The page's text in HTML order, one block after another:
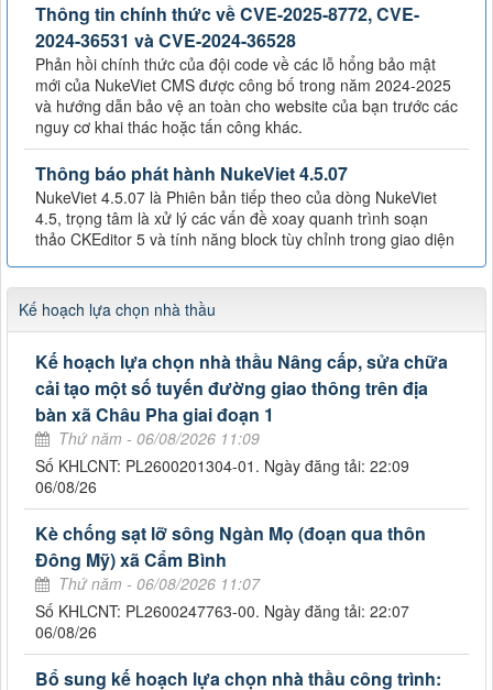
Thông tin chính thức về CVE-2025-8772, CVE-
2024-36531 và CVE-2024-36528
Phản hồi chính thức của đội code về các lỗ hổng bảo mật
mới của NukeViet CMS được công bố trong năm 2024-2025
và hướng dẫn bảo vệ an toàn cho website của bạn trước các
nguy cơ khai thác hoặc tấn công khác.
Thông báo phát hành NukeViet 4.5.07
NukeViet 4.5.07 là Phiên bản tiếp theo của dòng NukeViet
4.5, trọng tâm là xử lý các vấn đề xoay quanh trình soạn
thảo CKEditor 5 và tính năng block tùy chỉnh trong giao diện
Kế hoạch lựa chọn nhà thầu
Kế hoạch lựa chọn nhà thầu Nâng cấp, sửa chữa
cải tạo một số tuyến đường giao thông trên địa
bàn xã Châu Pha giai đoạn 1
Thứ năm - 06/08/2026 11:09
Số KHLCNT: PL2600201304-01. Ngày đăng tải: 22:09
06/08/26
Kè chống sạt lỡ sông Ngàn Mọ (đoạn qua thôn
Đông Mỹ) xã Cẩm Bình
Thứ năm - 06/08/2026 11:07
Số KHLCNT: PL2600247763-00. Ngày đăng tải: 22:07
06/08/26
Bổ sung kế hoạch lựa chọn nhà thầu công trình: